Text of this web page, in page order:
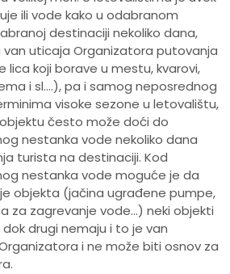
ili vode kako u odabranom
destinaciji nekoliko dana,
van uticaja Organizatora putovanja
koji borave u mestu, kvarovi,
i sl.…), pa i samog neposrednog
visoke sezone u letovalištu,
često može doći do
nestanka vode nekoliko dana
turista na destinaciji. Kod
nestanka vode moguće je da
objekta (jačina ugrađene pumpe,
za zagrevanje vode…) neki objekti
drugi nemaju i to je van
i ne može biti osnov za